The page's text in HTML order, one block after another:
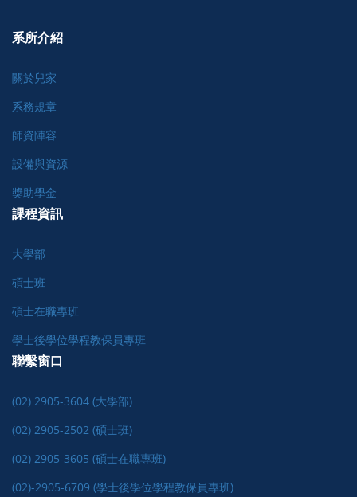
系所介紹
關於兒家
系務規章
師資陣容
設備與資源
獎助學金
課程資訊
大學部
碩士班
碩士在職專班
學士後學位學程教保員專班
聯繫窗口
(02) 2905-3604 (大學部)
(02) 2905-2502 (碩士班)
(02) 2905-3605 (碩士在職專班)
(02)-2905-6709 (學士後學位學程教保員專班)